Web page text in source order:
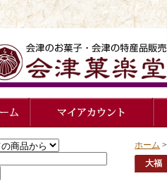
ホーム >
大福